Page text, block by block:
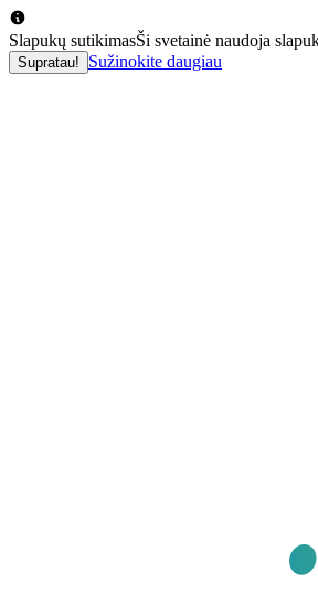
Slapukų sutikimasŠi svetainė naudoja
Supratau! Sužinokite daugiau